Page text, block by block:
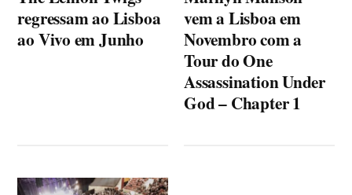
regressam ao Lisboa
ao Vivo em Junho
vem a Lisboa em
Novembro com a
Tour do One
Assassination Under
God – Chapter 1